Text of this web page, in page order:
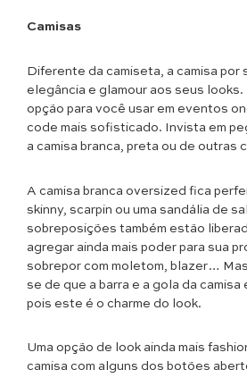
Camisas
Diferente da camiseta, a camisa por
elegância e glamour aos seus looks.
opção para você usar em eventos
code mais sofisticado. Invista em
a camisa branca, preta ou de outras
A camisa branca oversized fica
skinny, scarpin ou uma sandália de
sobreposições também estão
agregar ainda mais poder para sua
sobrepor com moletom, blazer…
se de que a barra e a gola da camisa
pois este é o charme do look.
Uma opção de look ainda mais
camisa com alguns dos botões